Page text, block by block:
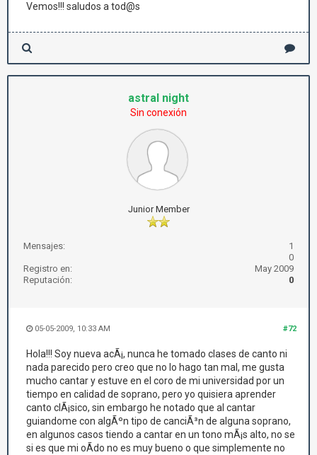
Vemos!!! saludos a tod@s
astral night
Sin conexión
Junior Member
Mensajes:
1
0
Registro en:
May 2009
Reputación:
0
#72
05-05-2009, 10:33 AM
Hola!!! Soy nueva acÃ¡, nunca he tomado clases de canto ni
nada parecido pero creo que no lo hago tan mal, me gusta
mucho cantar y estuve en el coro de mi universidad por un
tiempo en calidad de soprano, pero yo quisiera aprender
canto clÃ¡sico, sin embargo he notado que al cantar
guiandome con algÃºn tipo de canciÃ³n de alguna soprano,
en algunos casos tiendo a cantar en un tono mÃ¡s alto, no se
si es que mi oÃ­do no es muy bueno o que simplemente no